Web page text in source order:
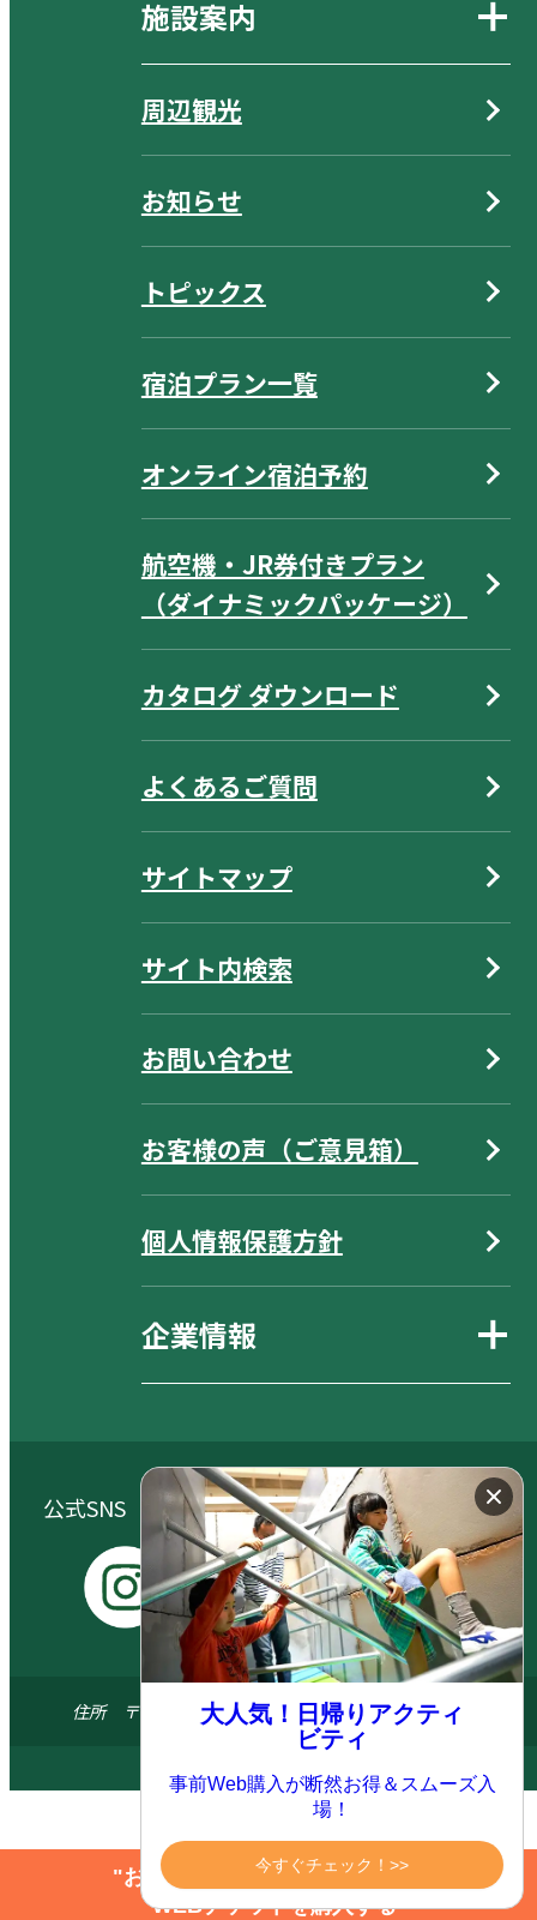
施設案内
周辺観光
お知らせ
トピックス
宿泊プラン一覧
オンライン宿泊予約
航空機・JR券付きプラン
（ダイナミックパッケージ）
カタログ ダウンロード
よくあるご質問
サイトマップ
サイト内検索
お問い合わせ
お客様の声（ご意見箱）
個人情報保護方針
企業情報
公式SNS（大自然阿蘇健康の森／阿蘇元気の森）
s
g
a
Y
o
u
t
b
X
F
a
o
住所 〒869-1404 熊本県阿蘇郡南阿蘇村河陽5579-3
"お得にアクティビティを楽しむ"
WEBチケットを購入する
大人気！日帰りアクティ
ビティ
事前Web購入が断然お得＆スムーズ入
場！
今すぐチェック！>>